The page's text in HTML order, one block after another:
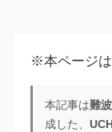
※本ページ
本記事は難
成した、